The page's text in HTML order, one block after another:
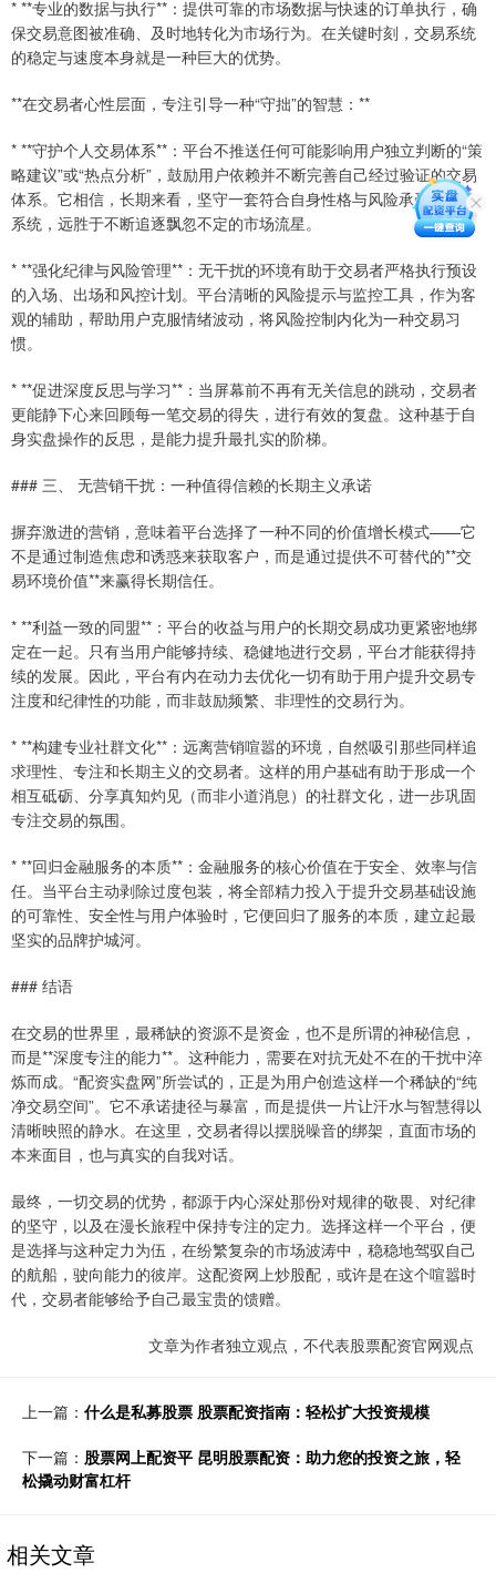
* **专业的数据与执行**：提供可靠的市场数据与快速的订单执行，确
保交易意图被准确、及时地转化为市场行为。在关键时刻，交易系统
的稳定与速度本身就是一种巨大的优势。
**在交易者心性层面，专注引导一种“守拙”的智慧：**
* **守护个人交易体系**：平台不推送任何可能影响用户独立判断的“策
略建议”或“热点分析”，鼓励用户依赖并不断完善自己经过验证的交易
体系。它相信，长期来看，坚守一套符合自身性格与风险承受能力的
系统，远胜于不断追逐飘忽不定的市场流星。
* **强化纪律与风险管理**：无干扰的环境有助于交易者严格执行预设
的入场、出场和风控计划。平台清晰的风险提示与监控工具，作为客
观的辅助，帮助用户克服情绪波动，将风险控制内化为一种交易习
惯。
* **促进深度反思与学习**：当屏幕前不再有无关信息的跳动，交易者
更能静下心来回顾每一笔交易的得失，进行有效的复盘。这种基于自
身实盘操作的反思，是能力提升最扎实的阶梯。
### 三、 无营销干扰：一种值得信赖的长期主义承诺
摒弃激进的营销，意味着平台选择了一种不同的价值增长模式——它
不是通过制造焦虑和诱惑来获取客户，而是通过提供不可替代的**交
易环境价值**来赢得长期信任。
* **利益一致的同盟**：平台的收益与用户的长期交易成功更紧密地绑
定在一起。只有当用户能够持续、稳健地进行交易，平台才能获得持
续的发展。因此，平台有内在动力去优化一切有助于用户提升交易专
注度和纪律性的功能，而非鼓励频繁、非理性的交易行为。
* **构建专业社群文化**：远离营销喧嚣的环境，自然吸引那些同样追
求理性、专注和长期主义的交易者。这样的用户基础有助于形成一个
相互砥砺、分享真知灼见（而非小道消息）的社群文化，进一步巩固
专注交易的氛围。
* **回归金融服务的本质**：金融服务的核心价值在于安全、效率与信
任。当平台主动剥除过度包装，将全部精力投入于提升交易基础设施
的可靠性、安全性与用户体验时，它便回归了服务的本质，建立起最
坚实的品牌护城河。
### 结语
在交易的世界里，最稀缺的资源不是资金，也不是所谓的神秘信息，
而是**深度专注的能力**。这种能力，需要在对抗无处不在的干扰中淬
炼而成。“配资实盘网”所尝试的，正是为用户创造这样一个稀缺的“纯
净交易空间”。它不承诺捷径与暴富，而是提供一片让汗水与智慧得以
清晰映照的静水。在这里，交易者得以摆脱噪音的绑架，直面市场的
本来面目，也与真实的自我对话。
最终，一切交易的优势，都源于内心深处那份对规律的敬畏、对纪律
的坚守，以及在漫长旅程中保持专注的定力。选择这样一个平台，便
是选择与这种定力为伍，在纷繁复杂的市场波涛中，稳稳地驾驭自己
的航船，驶向能力的彼岸。这配资网上炒股配，或许是在这个喧嚣时
代，交易者能够给予自己最宝贵的馈赠。
文章为作者独立观点，不代表股票配资官网观点
上一篇： 什么是私募股票 股票配资指南：轻松扩大投资规模
下一篇： 股票网上配资平 昆明股票配资：助力您的投资之旅，轻
松撬动财富杠杆
相关文章